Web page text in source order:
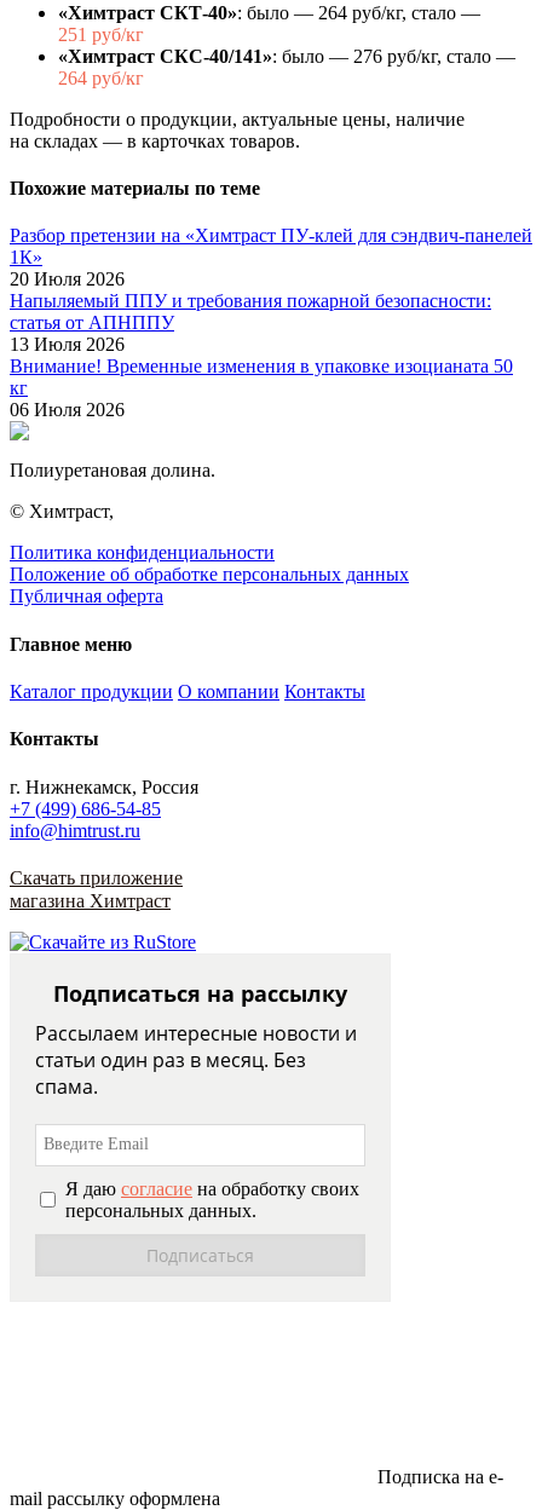
«Химтраст СКТ-40»: было — 264 руб/кг, стало —
251 руб/кг
«Химтраст СКС-40/141»: было — 276 руб/кг, стало —
264 руб/кг
Подробности о продукции, актуальные цены, наличие
на складах — в карточках товаров.
Похожие материалы по теме
Разбор претензии на «Химтраст ПУ-клей для сэндвич-панелей
1К»
20 Июля 2026
Напыляемый ППУ и требования пожарной безопасности:
статья от АПНППУ
13 Июля 2026
Внимание! Временные изменения в упаковке изоцианата 50
кг
06 Июля 2026
Полиуретановая долина.
© Химтраст,
Политика конфиденциальности
Положение об обработке персональных данных
Публичная оферта
Главное меню
Каталог продукции О компании Контакты
Контакты
г. Нижнекамск, Россия
+7 (499) 686-54-85
info@himtrust.ru
Скачать приложение
магазина Химтраст
Подписаться на рассылку
Рассылаем интересные новости и
статьи один раз в месяц. Без
спама.
Я даю согласие на обработку своих
персональных данных.
Подписка на e-
mail рассылку оформлена